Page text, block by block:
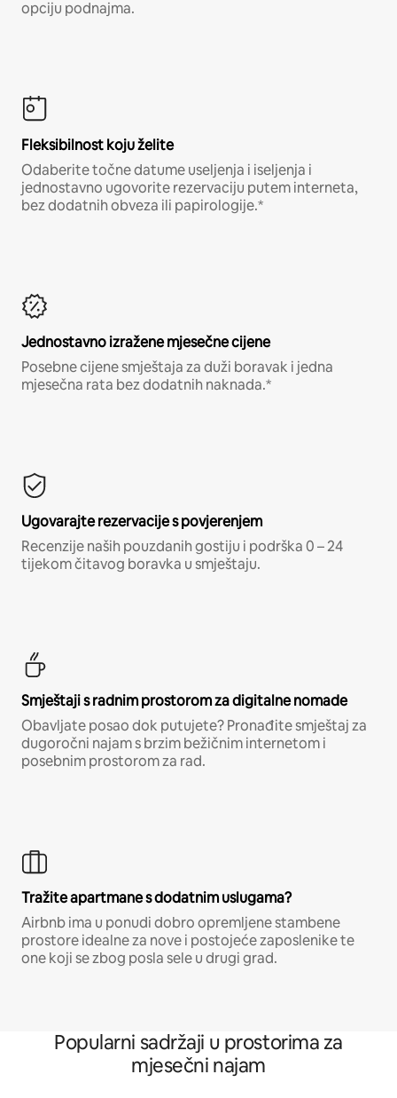
opciju podnajma.
Fleksibilnost koju želite
Odaberite točne datume useljenja i iseljenja i
jednostavno ugovorite rezervaciju putem interneta,
bez dodatnih obveza ili papirologije.*
Jednostavno izražene mjesečne cijene
Posebne cijene smještaja za duži boravak i jedna
mjesečna rata bez dodatnih naknada.*
Ugovarajte rezervacije s povjerenjem
Recenzije naših pouzdanih gostiju i podrška 0 – 24
tijekom čitavog boravka u smještaju.
Smještaji s radnim prostorom za digitalne nomade
Obavljate posao dok putujete? Pronađite smještaj za
dugoročni najam s brzim bežičnim internetom i
posebnim prostorom za rad.
Tražite apartmane s dodatnim uslugama?
Airbnb ima u ponudi dobro opremljene stambene
prostore idealne za nove i postojeće zaposlenike te
one koji se zbog posla sele u drugi grad.
Popularni sadržaji u prostorima za
mjesečni najam